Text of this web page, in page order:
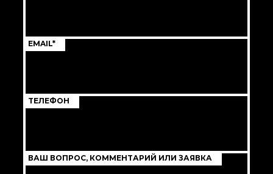
EMAIL*
ТЕЛЕФОН
ВАШ ВОПРОС, КОММЕНТАРИЙ ИЛИ ЗАЯВКА